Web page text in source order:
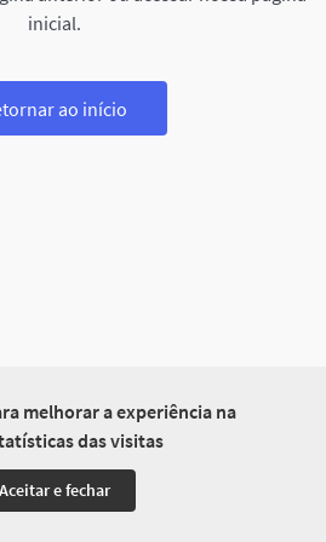
melhorar a experiência na
das visitas
Aceitar e fechar
inicial.
ao início